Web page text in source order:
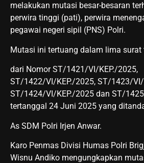
melakukan mutasi besar-besaran
perwira tinggi (pati), perwira
pegawai negeri sipil (PNS) Polri.
Mutasi ini tertuang dalam lima surat
dari Nomor ST/1421/VI/KEP./2025,
ST/1422/VI/KEP./2025, ST/1423/VI/
ST/1424/VI/KEP./2025 dan ST/
tertanggal 24 Juni 2025 yang
As SDM Polri Irjen Anwar.
Karo Penmas Divisi Humas Polri
Wisnu Andiko mengungkapkan